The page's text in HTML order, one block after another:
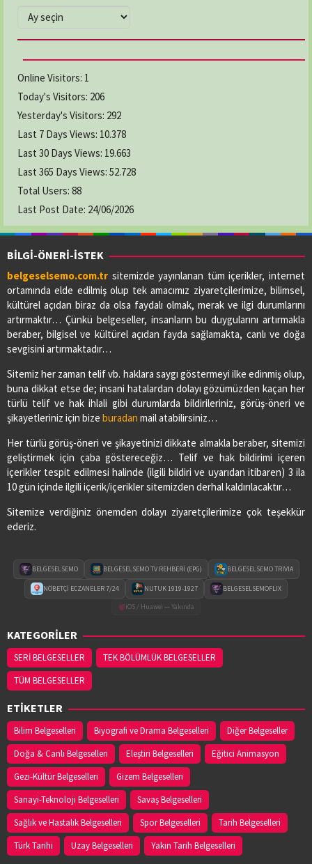
ARŞİVLER
Online Visitors: 1
Today's Visitors: 206
Yesterday's Visitors: 292
Last 7 Days Views: 10.378
Last 30 Days Views: 19.663
Last 365 Days Views: 52.728
Total Users: 88
Last Post Date: 24/06/2026
BİLGİ-ÖNERİ-İSTEK
belgeselsemo.com.tr sitemizde yayınlanan tüm içerikler, internet
ortamında elde edilmiş olup tek amacımız ziyaretçilerimize, bilimsel,
kültürel açıdan biraz da olsa faydalı olmak, merak ve ilgi durumlarını
artırmaktır… Çünkü belgeseller, insanların bu duygularını artırmakla
beraber, bilgisel ve kültürel açıdan fayda sağlamakta, canlı ve doğa
sevgisini artırmaktadır…
Sitemiz her zaman telif vb. haklara saygı göstermeyi ilke edinmiş olup,
buna dikkat etse de; insani hatalardan dolayı gözümüzden kaçan her
türlü telif ve hak ihlali gibi durumlarda bildirileriniz, görüş-öneri ve
şikayetleriniz için bize buradan mail atabilirsiniz…
Her türlü görüş-öneri ve şikayetinizi dikkate almakla beraber, sitemizi
geliştirmek için çaba göstereceğiz… Telif ve hak bildirimi içeren
içerikler tespit edilmesi halinde (ilgili bildiri ve uyarıdan itibaren) 3 ila
10 gün içinde ilgili içerik/içerikler sitemizden derhal kaldırılacaktır…
Sitemize verdiğiniz önemden dolayı ziyaretçilerimize çok teşekkür
ederiz.
BELGESELSEMO BELGESELSEMO TV REHBERİ (EPG) BELGESELSEMO TRIVIA
NÖBETÇİ ECZANELER 7/24 NUTUK 1919-1927
BELGESELSEMOFLIX
iOS / Huawei — Yakında
KATEGORİLER
SERİ BELGESELLER
TEK BÖLÜMLÜK BELGESELLER
TÜM BELGESELLER
ETİKETLER
Bilim Belgeselleri Biyografi ve Drama Belgeselleri
Diğer Belgeseller
Doğa & Canlı Belgeselleri
Eleştiri Belgeselleri
Eğitici Animasyon
Gezi-Kültür Belgeselleri
Gizem Belgeselleri
Sanayi-Teknoloji Belgeselleri
Savaş Belgeselleri
Sağlık ve Hastalık Belgeselleri
Spor Belgeselleri
Tarih Belgeselleri
Türk Tarihi
Uzay Belgeselleri Yakın Tarih Belgeselleri